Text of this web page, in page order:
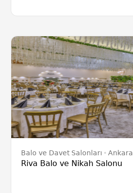
Balo ve Davet Salonları Ankara
Riva Balo ve Nikah Salonu